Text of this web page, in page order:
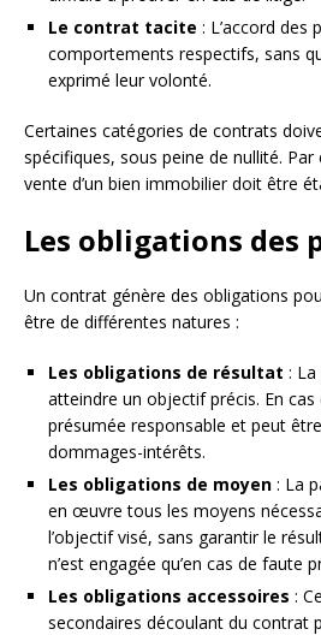
Le contrat tacite : L’accord des
comportements respectifs, sans
exprimé leur volonté.
Certaines catégories de contrats
spécifiques, sous peine de nullité.
vente d’un bien immobilier doit être
Les obligations des
Un contrat génère des obligations
être de différentes natures :
Les obligations de résultat : La
atteindre un objectif précis. En cas
présumée responsable et peut
dommages-intérêts.
Les obligations de moyen : La
en œuvre tous les moyens
l’objectif visé, sans garantir le
n’est engagée qu’en cas de faute
Les obligations accessoires :
secondaires découlant du contrat